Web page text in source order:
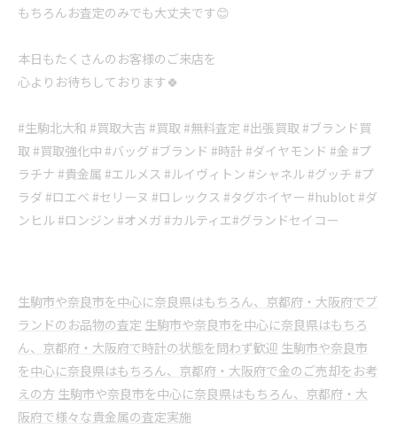
もちろんお査定のみでも大丈夫です😊
本日もたくさんのお客様のご来店を
心よりお待ちしております🍀
#生駒北大和 #買取大吉 #買取 #無料査定 #出張買取 #ブランド買
取 #買取強化中 #バッグ #ブランド #時計 #ダイヤモンド #金 #プ
ラチナ #貴金属 #エルメス #ルイヴィトン #シャネル #グッチ #プ
ラダ #ロエベ #セリーヌ #ロレックス #タグホイヤー #hublot #ダ
ンヒル #ロンジン #オメガ #カルティエ#グランドセイコー
生駒市や奈良市を中心に奈良県はもちろん、京都府・大阪府でブ
ランドのお品物の査定 生駒市や奈良市を中心に奈良県はもちろ
ん、京都府・大阪府で時計の状態を問わず歓迎 生駒市や奈良市
を中心に奈良県はもちろん、京都府・大阪府で金のご売却をお考
えの方 生駒市や奈良市を中心に奈良県はもちろん、京都府・大
阪府で様々な貴金属の査定実施